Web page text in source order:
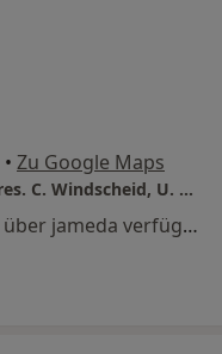
• Zu Google Maps
Gyn. Praxisklinik HH-Harburg Dres. C. Windscheid, U. Glasshoff, C. Großmann P. Kressin
Keine Online-Terminbuchung über jameda verfügbar